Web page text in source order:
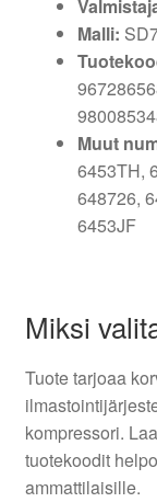
Malli:
Muut
6453TH,
648726,
6453JF
Miksi
Tuote tarjoaa
kompressori.
tuotekoodit
ammattilaisille.